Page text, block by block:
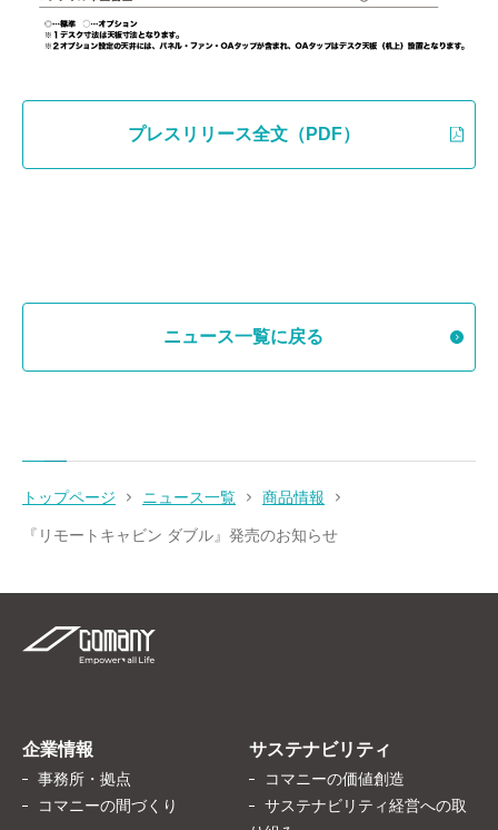
プレスリリース全文（PDF）
ニュース一覧に戻る
トップページ ニュース一覧 商品情報
『リモートキャビン ダブル』発売のお知らせ
企業情報
事務所・拠点
コマニーの間づくり
サステナビリティ
コマニーの価値創造
サステナビリティ経営への取